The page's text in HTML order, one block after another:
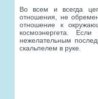
Во всем и всегда
отношения, не
отношение к
космоэнергета.
нежелательным
скальпелем в руке.